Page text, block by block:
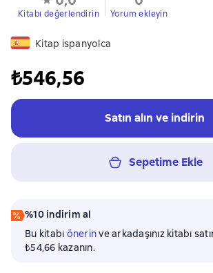
Kitabı değerlendirin Yorum ekleyin
Kitap ispanyolca
₺546,56
Satın alın ve indirin
Sepetime Ekle
%10 indirim al
Bu kitabı önerinve arkadaşınız kitabı
₺54,66 kazanın.